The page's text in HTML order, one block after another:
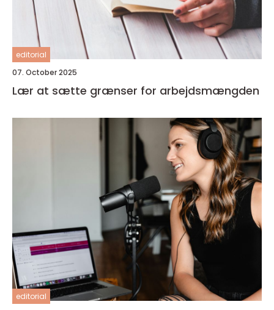
editorial
07. October 2025
Lær at sætte grænser for arbejdsmængden
editorial